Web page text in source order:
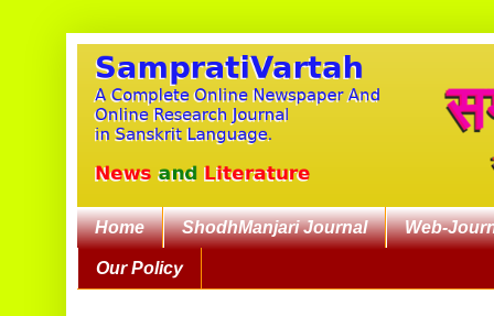
Home ShodhManjari Journal Web-
Our Policy